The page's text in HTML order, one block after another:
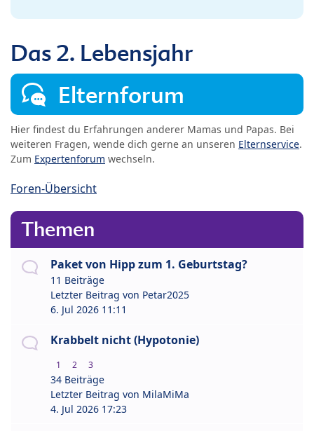
Das 2. Lebensjahr
Elternforum
Hier findest du Erfahrungen anderer Mamas und Papas. Bei
weiteren Fragen, wende dich gerne an unseren Elternservice.
Zum Expertenforum wechseln.
Foren-Übersicht
Themen
Paket von Hipp zum 1. Geburtstag?
11 Beiträge
Letzter Beitrag von Petar2025
6. Jul 2026 11:11
Krabbelt nicht (Hypotonie)
1 2 3
34 Beiträge
Letzter Beitrag von MilaMiMa
4. Jul 2026 17:23